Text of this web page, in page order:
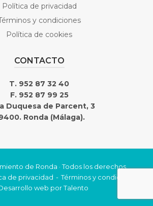
Política de privacidad
y condiciones
Política de cookies
CONTACTO
T. 952 87 32 40
F. 952 87 99 25
Duquesa de Parcent, 3
Ronda (Málaga).
de Ronda · Todos los derechos
de privacidad
Términos y condiciones
web porTalento